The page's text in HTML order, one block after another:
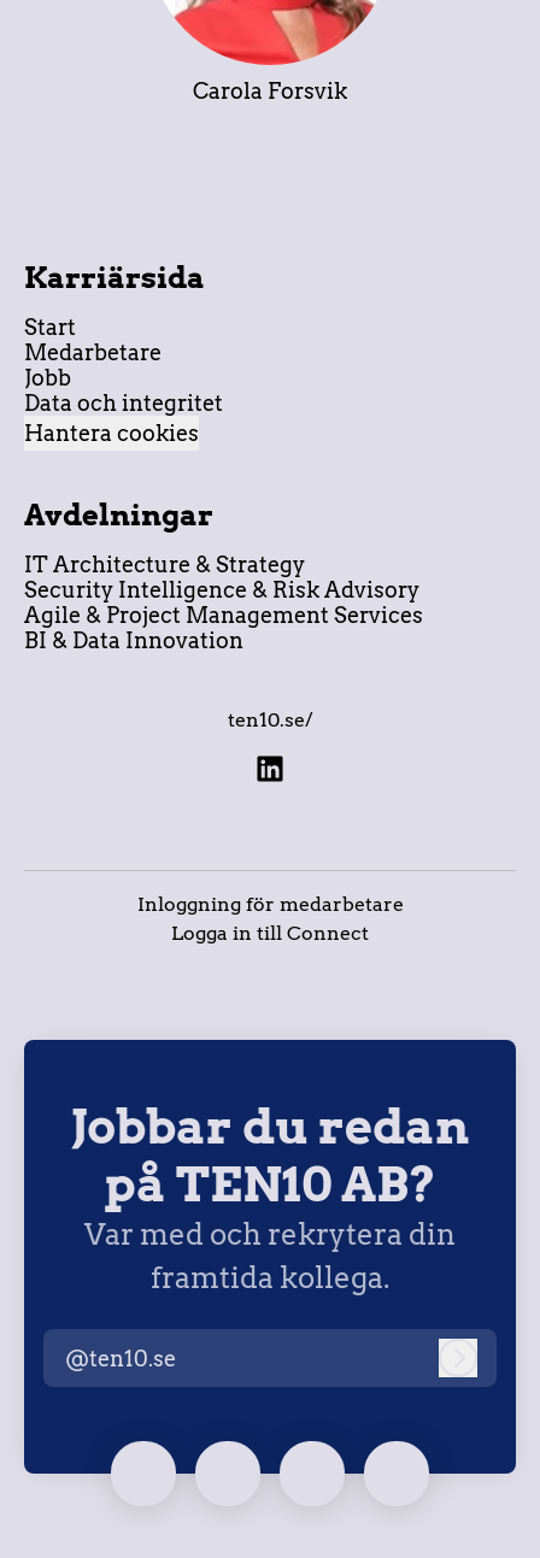
Carola Forsvik
Karriärsida
Start
Medarbetare
Jobb
Data och integritet
Hantera cookies
Avdelningar
IT Architecture & Strategy
Security Intelligence & Risk Advisory
Agile & Project Management Services
BI & Data Innovation
ten10.se/
Inloggning för medarbetare
Logga in till Connect
Jobbar du redan
på TEN10 AB?
Var med och rekrytera din
framtida kollega.
@ten10.se